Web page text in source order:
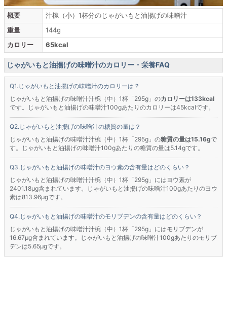
概要
汁椀（小）1杯分のじゃがいもと油揚げの味噌汁
重量
144g
カロリー
65kcal
じゃがいもと油揚げの味噌汁のカロリー・栄養FAQ
じゃがいもと油揚げの味噌汁のカロリーは？
じゃがいもと油揚げの味噌汁汁椀（中）1杯「295g」のカロリーは133kcal
です。じゃがいもと油揚げの味噌汁100gあたりのカロリーは45kcalです。
じゃがいもと油揚げの味噌汁の糖質の量は？
じゃがいもと油揚げの味噌汁汁椀（中）1杯「295g」の糖質の量は15.16gで
す。じゃがいもと油揚げの味噌汁100gあたりの糖質の量は5.14gです。
じゃがいもと油揚げの味噌汁のヨウ素の含有量はどのくらい？
じゃがいもと油揚げの味噌汁汁椀（中）1杯「295g」にはヨウ素が
2401.18μg含まれています。じゃがいもと油揚げの味噌汁100gあたりのヨウ
素は813.96μgです。
じゃがいもと油揚げの味噌汁のモリブデンの含有量はどのくらい？
じゃがいもと油揚げの味噌汁汁椀（中）1杯「295g」にはモリブデンが
16.67μg含まれています。じゃがいもと油揚げの味噌汁100gあたりのモリブ
デンは5.65μgです。